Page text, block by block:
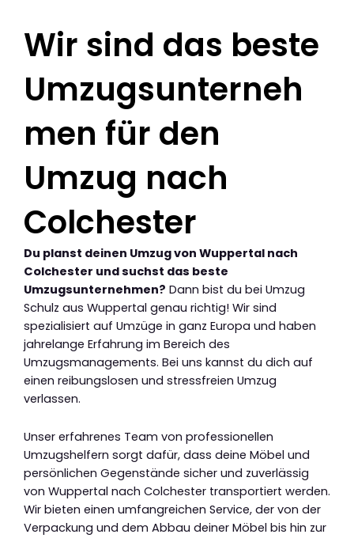
Wir sind das beste
Umzugsunterneh
men für den
Umzug nach
Colchester
Du planst deinen Umzug von Wuppertal nach
Colchester und suchst das beste
Umzugsunternehmen? Dann bist du bei Umzug
Schulz aus Wuppertal genau richtig! Wir sind
spezialisiert auf Umzüge in ganz Europa und haben
jahrelange Erfahrung im Bereich des
Umzugsmanagements. Bei uns kannst du dich auf
einen reibungslosen und stressfreien Umzug
verlassen.
Unser erfahrenes Team von professionellen
Umzugshelfern sorgt dafür, dass deine Möbel und
persönlichen Gegenstände sicher und zuverlässig
von Wuppertal nach Colchester transportiert werden.
Wir bieten einen umfangreichen Service, der von der
Verpackung und dem Abbau deiner Möbel bis hin zur